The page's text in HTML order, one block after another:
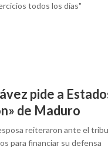
todos los días"
pide a
de Maduro
reiteraron ante el
para financiar su defensa